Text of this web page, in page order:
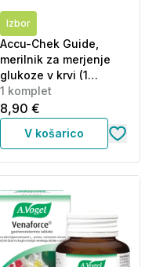
Izbor
Accu-Chek Guide,
merilnik za merjenje
glukoze v krvi (1
merilnik + 10 testnih
lističev)
1 komplet
8,90 €
V košarico